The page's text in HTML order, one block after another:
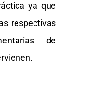
ya que
respectivas
de